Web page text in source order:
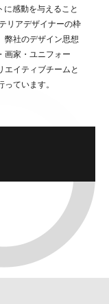
感動を与えること
リアデザイナーの枠
弊社のデザイン思想
画家・ユニフォー
エイティブチームと
ています。